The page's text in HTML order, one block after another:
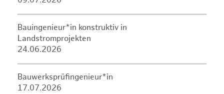
Bauingenieur*in konstruktiv in
Landstromprojekten
24.06.2026
Bauwerksprüfingenieur*in
17.07.2026